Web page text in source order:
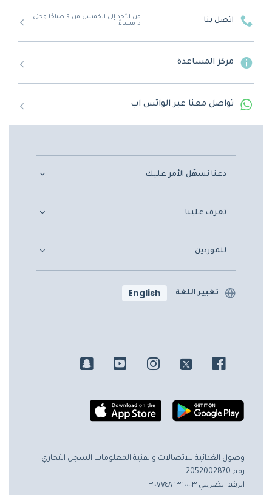
اتصل بنا
من الأحد إلى الخميس من 9 صباحًا وحتى
5 مساءً
مركز المساعدة
تواصل معنا عبر الواتس اب
دعنا نسهّل الأمر عليك
تعرف علينا
للموردين
تغيير اللغة English
وصول الغذائية للاتصالات و تقنية المعلومات السجل التجاري
رقم 2052002870
الرقم الضريبي ٣٠٠٧٧٤٨٦٣٢٠٠٠٠٣